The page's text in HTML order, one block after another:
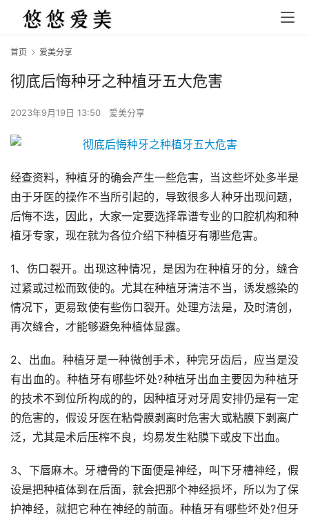
首页 爱美分享
彻底后悔种牙之种植牙五大危害
2023年9月19日 13:50 爱美分享
经查资料，种植牙的确会产生一些危害，当这些坏处多半是
由于牙医的操作不当所引起的，导致很多人种牙出现问题，
后悔不迭，因此，大家一定要选择靠谱专业的口腔机构和种
植牙专家，现在就为各位介绍下种植牙有哪些危害。
1、伤口裂开。出现这种情况，是因为在种植牙的分，缝合
过紧或过松而致使的。尤其在种植牙清洁不当，诱发感染的
情况下，更易致使有些伤口裂开。处理方法是，及时清创，
再次缝合，才能够避免种植体显露。
2、出血。种植牙是一种微创手术，种完牙齿后，应当是没
有出血的。种植牙有哪些坏处?种植牙出血主要因为种植牙
的技术不到位所构成的的，因种植牙对牙周安排仍是有一定
的危害的，假设牙医在粘骨膜剥离时危害大或粘膜下剥离广
泛，尤其是术后压榨不良，均易发生粘膜下或皮下出血。
3、下唇麻木。牙槽骨的下面便是神经，叫下牙槽神经，假
设是把种植体到在后面，就会把那个神经损坏，所以为了保
护神经，就把它种在神经的前面。种植牙有哪些坏处?但牙